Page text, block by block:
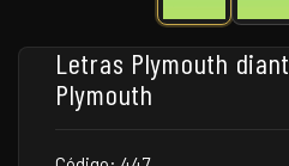
Letras Plymouth
Plymouth